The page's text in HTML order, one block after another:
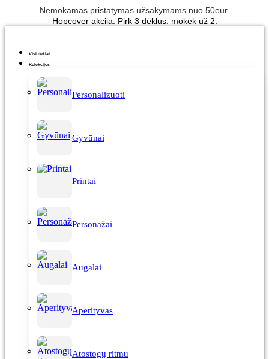
Nemokamas pristatymas užsakymams nuo 50eur.
Visi deklai
Kolekcijos
Personalizuoti
Gyvūnai
Printai
Personažai
Augalai
Aperityvas
Atostogų ritmu